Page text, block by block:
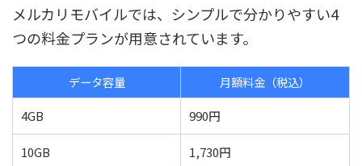
メルカリモバイルでは、シンプルで分かりやすい4
つの料金プランが用意されています。
データ容量
月額料金（税込）
4GB
990円
10GB 1,730円